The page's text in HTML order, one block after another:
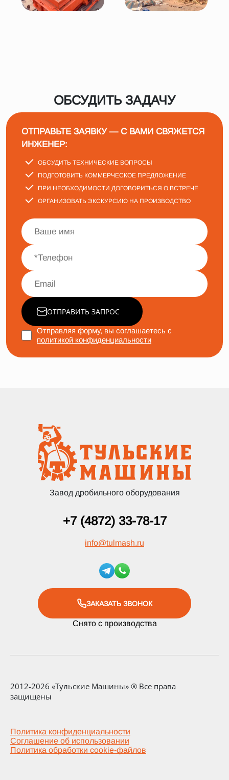
ОБСУДИТЬ ЗАДАЧУ
ОТПРАВЬТЕ ЗАЯВКУ — С ВАМИ СВЯЖЕТСЯ
ИНЖЕНЕР:
ОБСУДИТЬ ТЕХНИЧЕСКИЕ ВОПРОСЫ
ПОДГОТОВИТЬ КОММЕРЧЕСКОЕ ПРЕДЛОЖЕНИЕ
ПРИ НЕОБХОДИМОСТИ ДОГОВОРИТЬСЯ О ВСТРЕЧЕ
ОРГАНИЗОВАТЬ ЭКСКУРСИЮ НА ПРОИЗВОДСТВО
ОТПРАВИТЬ ЗАПРОС
Отправляя форму, вы соглашаетесь с
политикой конфиденциальности
Завод дробильного оборудования
+7 (4872) 33-78-17
info@tulmash.ru
ЗАКАЗАТЬ ЗВОНОК
Снято с производства
2012-2026 «Тульские Машины» ® Все права
защищены
Политика конфиденциальности
Соглашение об использовании
Политика обработки cookie-файлов